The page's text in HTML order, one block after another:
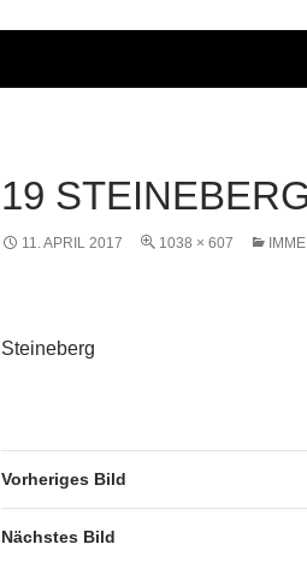
19
11. APRIL 2017 1038 × 607
Steineberg
Vorheriges Bild
Nächstes Bild